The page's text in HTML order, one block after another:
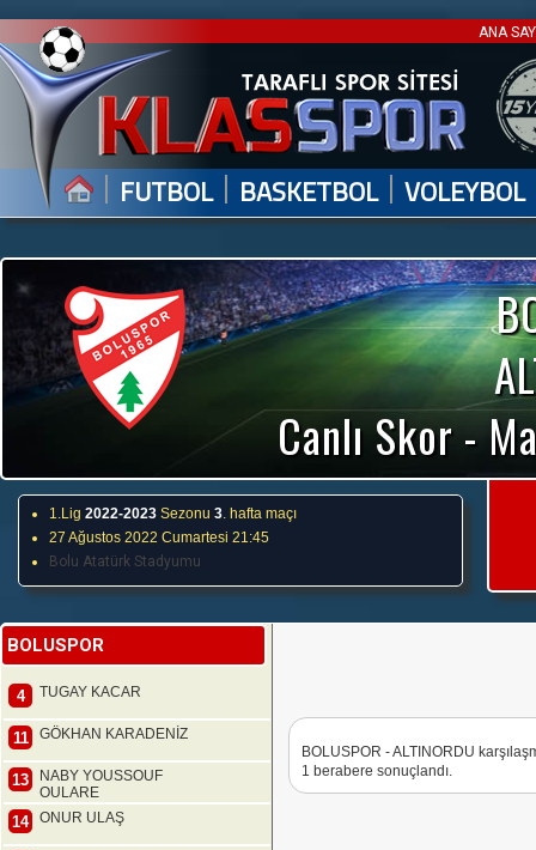
ANA
| FUTBOL | BASKETBOL | VOLEYBOL
Canlı Skor -
1.Lig 2022-2023 Sezonu 3. hafta maçı
27 Ağustos 2022 Cumartesi 21:45
Bolu Atatürk Stadyumu
BOLUSPOR
4 TUGAY KACAR
11 GÖKHAN KARADENİZ
13
NABY YOUSSOUF
OULARE
14 ONUR ULAŞ
BOLUSPOR - ALTINORDU
1 berabere sonuçlandı.